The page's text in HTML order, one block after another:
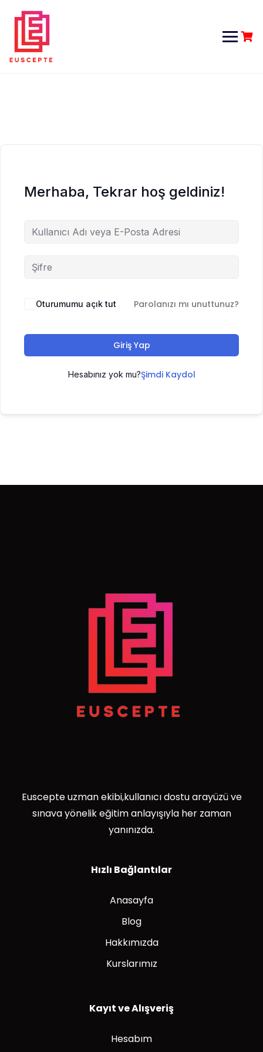
content
Merhaba, Tekrar hoş geldiniz!
Oturumumu açık tut Parolanızı mı unuttunuz?
Giriş Yap
Hesabınız yok mu?Şimdi Kaydol
Euscepte uzman ekibi,kullanıcı dostu arayüzü ve
sınava yönelik eğitim anlayışıyla her zaman
yanınızda.
Hızlı Bağlantılar
Anasayfa
Blog
Hakkımızda
Kurslarımız
Kayıt ve Alışveriş
Hesabım